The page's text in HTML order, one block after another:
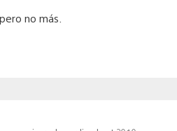
no más.